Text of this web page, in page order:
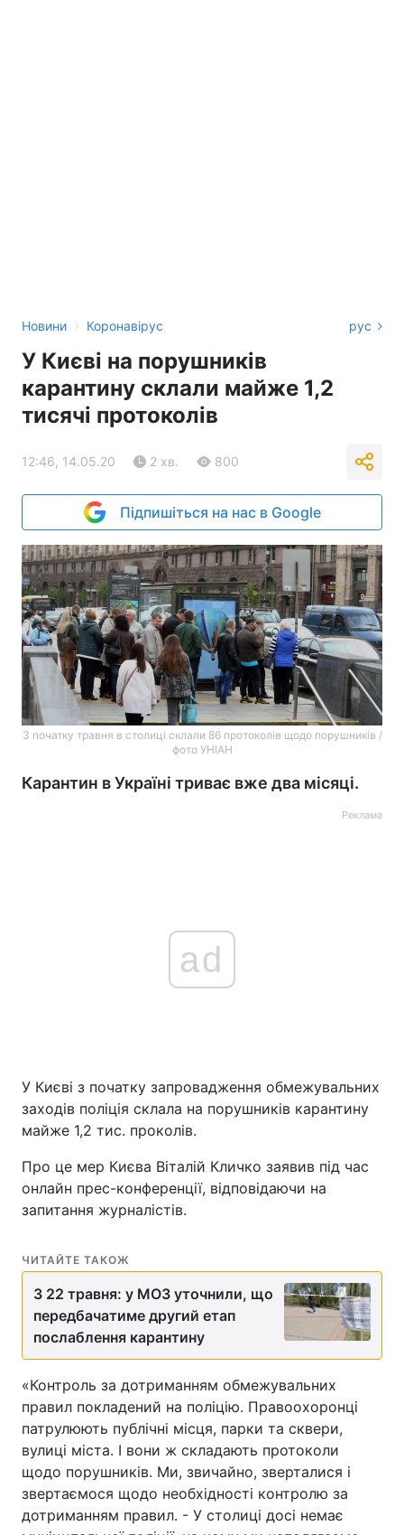
Новини › Коронавірус рус
У Києві на порушників
карантину склали майже 1,2
тисячі протоколів
12:46, 14.05.20 2 хв. 800
Підпишіться на нас в Google
З початку травня в столиці склали 86 протоколів щодо порушників /
фото УНІАН
Карантин в Україні триває вже два місяці.
Реклама
ad
У Києві з початку запровадження обмежувальних
заходів поліція склала на порушників карантину
майже 1,2 тис. проколів.
Про це мер Києва Віталій Кличко заявив під час
онлайн прес-конференції, відповідаючи на
запитання журналістів.
ЧИТАЙТЕ ТАКОЖ
З 22 травня: у МОЗ уточнили, що
передбачатиме другий етап
послаблення карантину
«Контроль за дотриманням обмежувальних
правил покладений на поліцію. Правоохоронці
патрулюють публічні місця, парки та сквери,
вулиці міста. І вони ж складають протоколи
щодо порушників. Ми, звичайно, зверталися і
звертаємося щодо необхідності контролю за
дотриманням правил. - У столиці досі немає